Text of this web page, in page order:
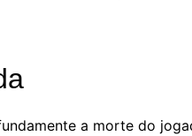
a morte do